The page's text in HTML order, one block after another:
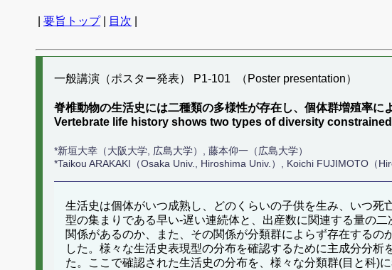
要旨トップ| 目次
一般講演（ポスター発表） P1-101 （Poster presentation）
脊椎動物の生活史には二種類の多様性が存在し、個体群増殖率に
Vertebrate life history shows two types of diversity
*新垣大幸（大阪大学, 広島大学）, 藤本仰一（広島大学）
*Taikou ARAKAKI（Osaka Univ., Hiroshima Univ.）, Koichi FUJIMOTO（
生活史は個体がいつ成熟し、どのくらいの子供を生み、いつ
型の集まりである早い-遅い連続体と、出産数に関連する量の
関係があるのか、また、その関係が分類群によらず存在する
した。様々な生活史表現型の分布を確認するために主成分分
た。ここで確認された生活史の分布を、様々な分類群(目と科)